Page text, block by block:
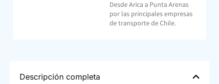
Desde Arica a Punta Arenas
por las principales empresas
de transporte de Chile.
Descripción completa